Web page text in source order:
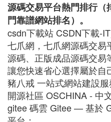
源碼交易平台熱門排行
門靠譜網站排名）。
csdn下載站 CSDN下載-
七爪網，七爪網源碼交
源碼、正版成品源碼交易
讓您快速省心選擇屬於自
豬八戒 一站式網站建設服
開源社區 OSCHINA - 中
gitee 碼雲 Gitee — 基於